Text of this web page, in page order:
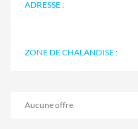
ADRESSE :
ZONE DE CHALANDISE :
Aucune offre